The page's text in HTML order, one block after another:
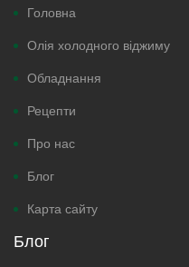
Головна
Олія холодного віджиму
Обладнання
Рецепти
Про нас
Блог
Карта сайту
Блог